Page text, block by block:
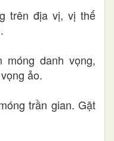
trên địa vị, vị thế
danh vọng,
ảo.
trần gian. Gặt